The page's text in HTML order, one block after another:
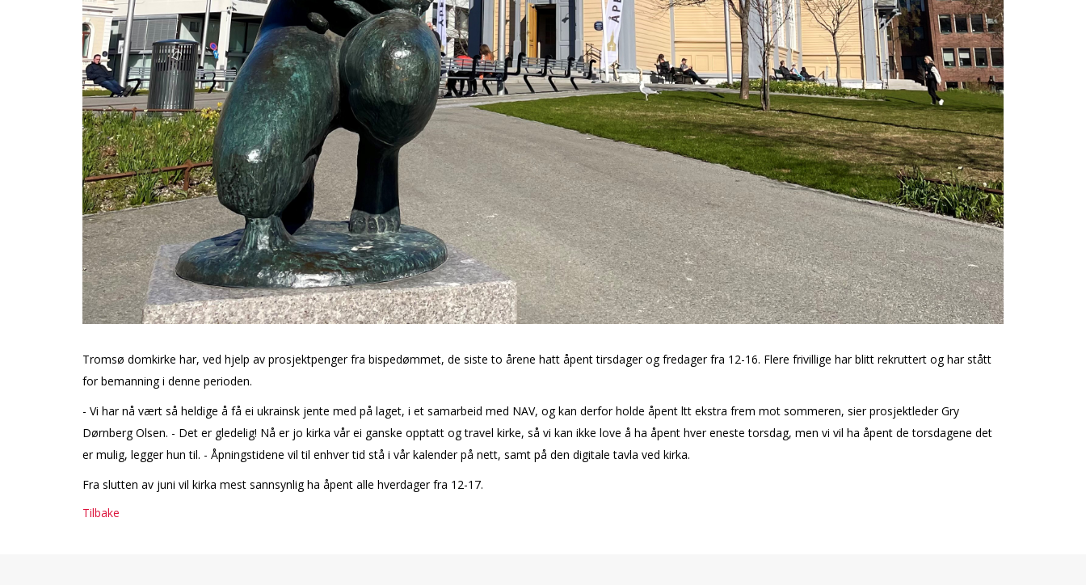
Tromsø domkirke har, ved hjelp av prosjektpenger fra bispedømmet, de siste to årene hatt åpent tirsdager og fredager fra 12-16. Flere frivillige har blitt rekruttert og har stått
for bemanning i denne perioden.
- Vi har nå vært så heldige å få ei ukrainsk jente med på laget, i et samarbeid med NAV, og kan derfor holde åpent ltt ekstra frem mot sommeren, sier prosjektleder Gry
Dørnberg Olsen. - Det er gledelig! Nå er jo kirka vår ei ganske opptatt og travel kirke, så vi kan ikke love å ha åpent hver eneste torsdag, men vi vil ha åpent de torsdagene det
er mulig, legger hun til. - Åpningstidene vil til enhver tid stå i vår kalender på nett, samt på den digitale tavla ved kirka.
Fra slutten av juni vil kirka mest sannsynlig ha åpent alle hverdager fra 12-17.
Tilbake